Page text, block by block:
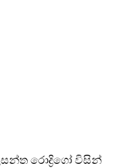
රොද්‍රිගෝ විසින්